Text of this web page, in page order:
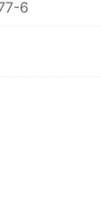
6